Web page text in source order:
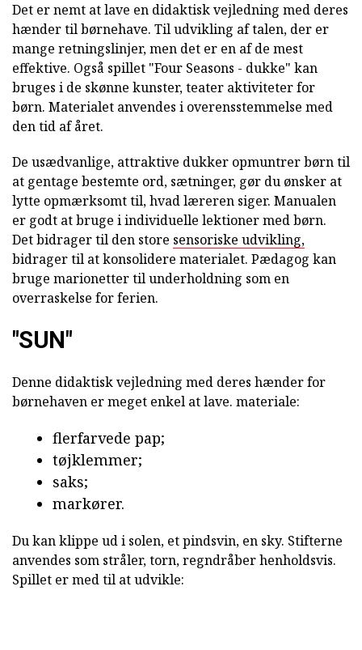
Det er nemt at lave en didaktisk vejledning med deres
hænder til børnehave. Til udvikling af talen, der er
mange retningslinjer, men det er en af de mest
effektive. Også spillet "Four Seasons - dukke" kan
bruges i de skønne kunster, teater aktiviteter for
børn. Materialet anvendes i overensstemmelse med
den tid af året.
De usædvanlige, attraktive dukker opmuntrer børn til
at gentage bestemte ord, sætninger, gør du ønsker at
lytte opmærksomt til, hvad læreren siger. Manualen
er godt at bruge i individuelle lektioner med børn.
Det bidrager til den store sensoriske udvikling,
bidrager til at konsolidere materialet. Pædagog kan
bruge marionetter til underholdning som en
overraskelse for ferien.
"SUN"
Denne didaktisk vejledning med deres hænder for
børnehaven er meget enkel at lave. materiale:
flerfarvede pap;
tøjklemmer;
saks;
markører.
Du kan klippe ud i solen, et pindsvin, en sky. Stifterne
anvendes som stråler, torn, regndråber henholdsvis.
Spillet er med til at udvikle: